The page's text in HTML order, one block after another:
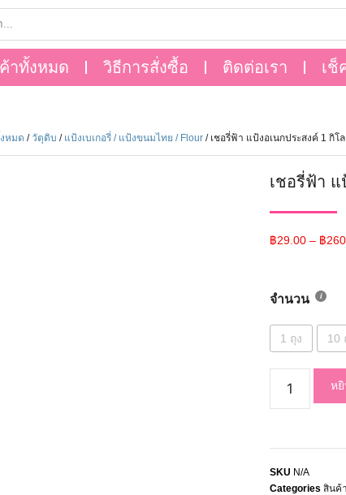
าทั้งหมด วิธีการสั่งซื้อ ติดต่อเรา เช็
หมด /วัตุดิบ / แป้งเบเกอรี่ / แป้งขนมไทย / Flour/ เชอรี่ฟ้า แป้งอเนกประสงค์ 1 กิโ
เชอรี่ฟ้า แ
฿29.00 – ฿
จำนวน
1 ถุง 10
ห
SKU N/A
Categories สินค้